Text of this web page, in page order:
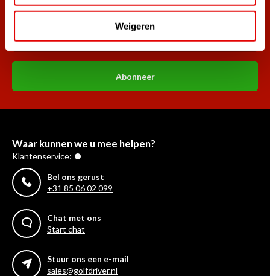
Weigeren
golf aanbiedingen!
Abonneer
Waar kunnen we u mee helpen?
Klantenservice:
Bel ons gerust
+31 85 06 02 099
Chat met ons
Start chat
Stuur ons een e-mail
sales@golfdriver.nl